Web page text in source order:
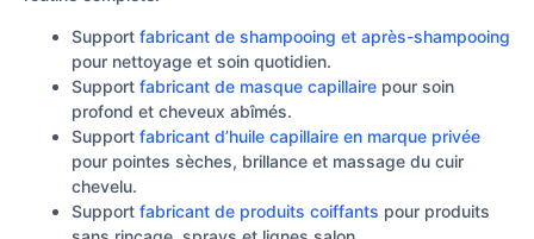
Support fabricant de shampooing et après-shampooing
pour nettoyage et soin quotidien.
Support fabricant de masque capillaire pour soin
profond et cheveux abîmés.
Support fabricant d’huile capillaire en marque privée
pour pointes sèches, brillance et massage du cuir
chevelu.
Support fabricant de produits coiffants pour produits